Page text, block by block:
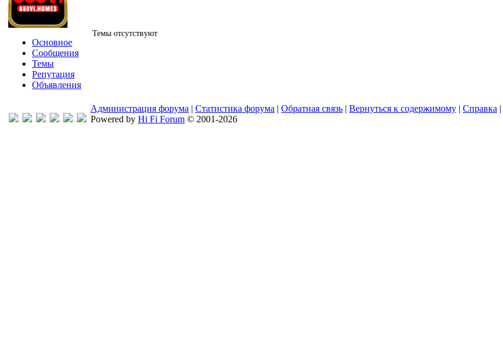
Основное
Сообщения
Темы
Репутация
Объявления
Темы отсутствуют
Администрация форума | Статистика форума | Обратная связь | Вернуться к содержимому | Справка |
Powered by Hi Fi Forum © 2001-2026